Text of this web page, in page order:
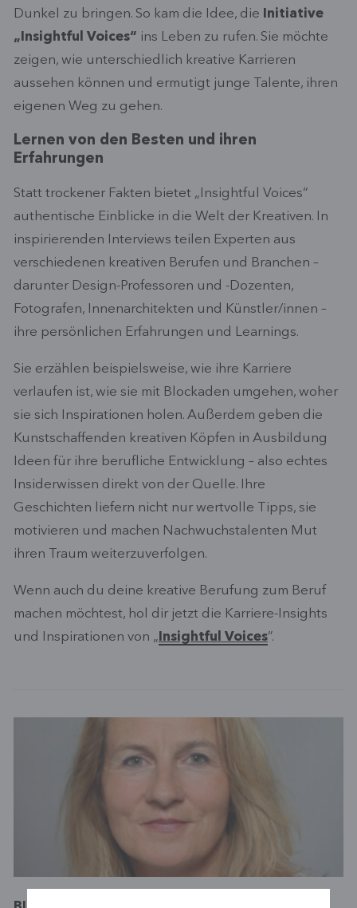
Dunkel zu bringen. So kam die Idee, die
Initiative
„Insightful Voices“ ins Leben zu rufen. Sie möchte
zeigen, wie unterschiedlich kreative Karrieren
aussehen können und ermutigt junge Talente, ihren
eigenen Weg zu gehen.
Lernen von den Besten und ihren
Erfahrungen
Statt trockener Fakten bietet „Insightful Voices“
authentische Einblicke in die Welt der Kreativen. In
inspirierenden Interviews teilen Experten aus
verschiedenen kreativen Berufen und Branchen –
darunter Design-Professoren und -Dozenten,
Fotografen, Innenarchitekten und Künstler/innen –
ihre persönlichen Erfahrungen und Learnings.
Sie erzählen beispielsweise, wie ihre Karriere
verlaufen ist, wie sie mit Blockaden umgehen, woher
sie sich Inspirationen holen. Außerdem geben die
Kunstschaffenden kreativen Köpfen in Ausbildung
Ideen für ihre berufliche Entwicklung – also echtes
Insiderwissen direkt von der Quelle. Ihre
Geschichten liefern nicht nur wertvolle Tipps, sie
motivieren und machen Nachwuchstalenten Mut
ihren Traum weiterzuverfolgen.
Wenn auch du deine kreative Berufung zum Beruf
machen möchtest, hol dir jetzt die Karriere-Insights
und Inspirationen von „ Insightful Voices”.